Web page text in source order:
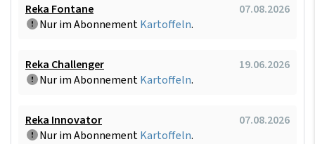
Reka Fontane
07.08.2026
Nur im AbonnementKartoffeln.
Reka Challenger
19.06.2026
Nur im AbonnementKartoffeln.
Reka Innovator
07.08.2026
Nur im AbonnementKartoffeln.